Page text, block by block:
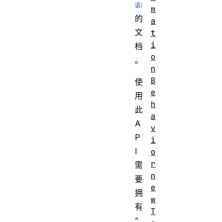
的
文
档
。
使
用
此
A
P
I
需
要
拥
有
m
a
t
i
o
n
B
e
h
a
v
i
o
r
n
e
w
T